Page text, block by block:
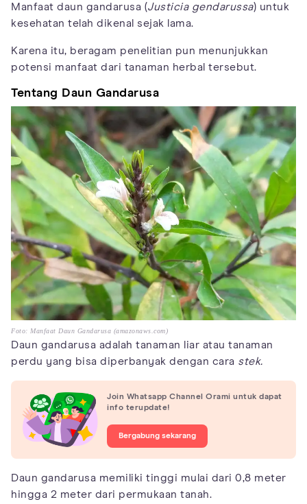
Manfaat daun gandarusa (Justicia gendarussa) untuk
kesehatan telah dikenal sejak lama.
Karena itu, beragam penelitian pun menunjukkan
potensi manfaat dari tanaman herbal tersebut.
Tentang Daun Gandarusa
Foto: Manfaat Daun Gandarusa (amazonaws.com)
Daun gandarusa adalah tanaman liar atau tanaman
perdu yang bisa diperbanyak dengan cara stek.
Join Whatsapp Channel Orami untuk dapat
info terupdate!
Bergabung sekarang
Daun gandarusa memiliki tinggi mulai dari 0,8 meter
hingga 2 meter dari permukaan tanah.